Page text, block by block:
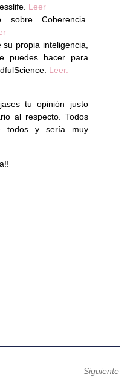
Leer
sobre Coherencia.
su propia inteligencia,
puedes hacer para
Leer.
tu opinión justo
al respecto. Todos
todos y sería muy
Siguiente